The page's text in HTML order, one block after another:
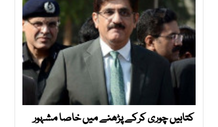
کتابیں چوری کرکے پڑھنے میں خاصا مشہور